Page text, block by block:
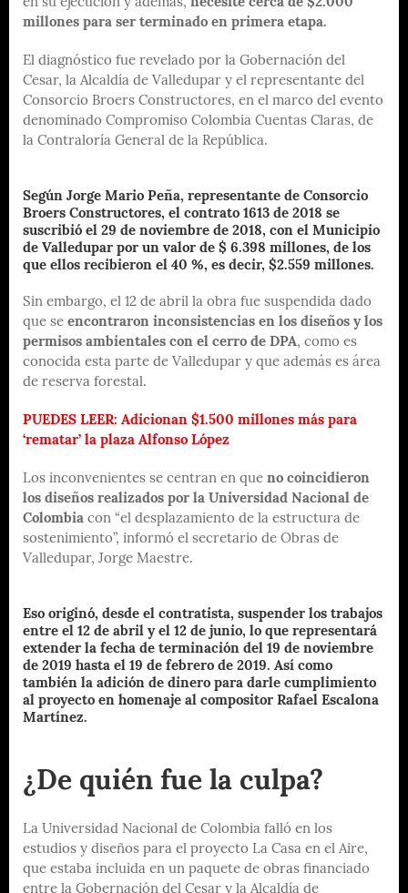
en su ejecución y además, necesite cerca de $2.000
millones para ser terminado en primera etapa.
El diagnóstico fue revelado por la Gobernación del
Cesar, la Alcaldía de Valledupar y el representante del
Consorcio Broers Constructores, en el marco del evento
denominado Compromiso Colombia Cuentas Claras, de
la Contraloría General de la República.
Según Jorge Mario Peña, representante de Consorcio
Broers Constructores, el contrato 1613 de 2018 se
suscribió el 29 de noviembre de 2018, con el Municipio
de Valledupar por un valor de $ 6.398 millones, de los
que ellos recibieron el 40 %, es decir, $2.559 millones.
Sin embargo, el 12 de abril la obra fue suspendida dado
que se encontraron inconsistencias en los diseños y los
permisos ambientales con el cerro de DPA, como es
conocida esta parte de Valledupar y que además es área
de reserva forestal.
PUEDES LEER: Adicionan $1.500 millones más para
‘rematar’ la plaza Alfonso López
Los inconvenientes se centran en que no coincidieron
los diseños realizados por la Universidad Nacional de
Colombia con “el desplazamiento de la estructura de
sostenimiento”, informó el secretario de Obras de
Valledupar, Jorge Maestre.
Eso originó, desde el contratista, suspender los trabajos
entre el 12 de abril y el 12 de junio, lo que representará
extender la fecha de terminación del 19 de noviembre
de 2019 hasta el 19 de febrero de 2019. Así como
también la adición de dinero para darle cumplimiento
al proyecto en homenaje al compositor Rafael Escalona
Martínez.
¿De quién fue la culpa?
La Universidad Nacional de Colombia falló en los
estudios y diseños para el proyecto La Casa en el Aire,
que estaba incluida en un paquete de obras financiado
entre la Gobernación del Cesar y la Alcaldía de